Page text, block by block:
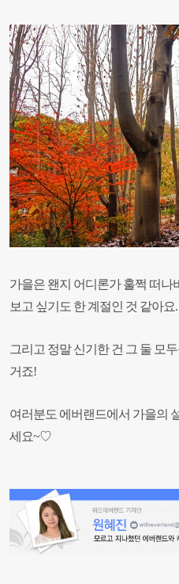
가을은 왠지 어디론가 훌쩍 떠나
보고 싶기도 한 계절인 것 같아요.
그리고 정말 신기한 건 그 둘 모
거죠!
여러분도 에버랜드에서 가을의
세요~♡